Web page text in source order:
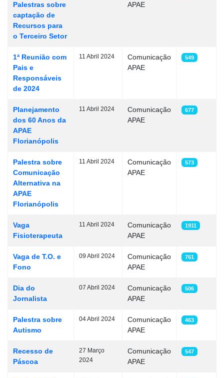
Palestras sobre
captação de
Recursos para
o Terceiro Setor
APAE
1ª Reunião com
Pais e
Responsáveis
de 2024
11 Abril 2024
Comunicação
APAE
549
Planejamento
dos 60 Anos da
APAE
Florianópolis
11 Abril 2024
Comunicação
APAE
677
Palestra sobre
Comunicação
Alternativa na
APAE
Florianópolis
11 Abril 2024
Comunicação
APAE
573
Vaga
Fisioterapeuta
11 Abril 2024
Comunicação
APAE
1911
Vaga de T.O. e
Fono
09 Abril 2024
Comunicação
APAE
761
Dia do
Jornalista
07 Abril 2024
Comunicação
APAE
506
Palestra sobre
Autismo
04 Abril 2024
Comunicação
APAE
463
Recesso de
Páscoa
27 Março
2024
Comunicação
APAE
547